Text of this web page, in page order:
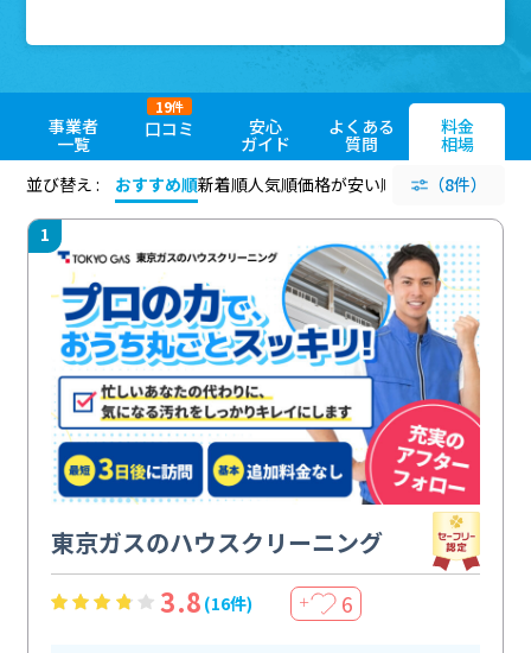
事業者
一覧
口コミ
19件
安心
ガイド
よくある
質問
料金
相場
並び替え :
おすすめ順新着順人気順価格が安い順 評価が高い順
（8件）
1
東京ガスのハウスクリーニング
3.8 (16件) ＋ 6